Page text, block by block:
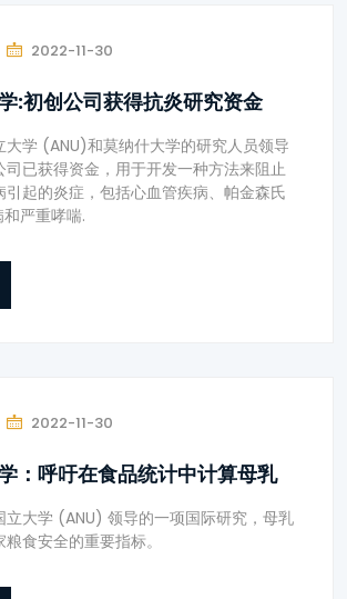
2022-11-30
:初创公司获得抗炎研究资金
大学 (ANU)和莫纳什大学的研究人员领导
司已获得资金，用于开发一种方法来阻止
引起的炎症，包括心血管疾病、帕金森氏
严重哮喘.
2022-11-30
：呼吁在食品统计中计算母乳
立大学 (ANU) 领导的一项国际研究，母乳
食安全的重要指标。